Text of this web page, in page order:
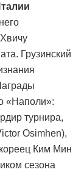
Грузинский
«Наполи»:
турнира,
Osimhen),
Ким Мин
сезона